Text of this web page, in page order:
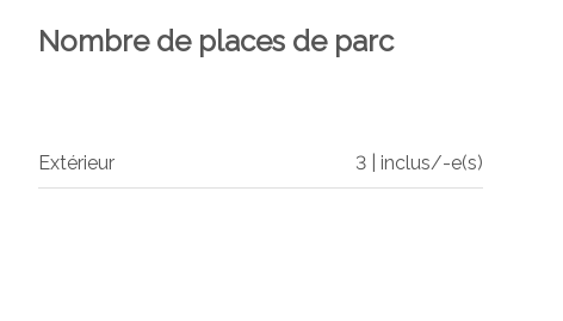
Nombre de places de parc
Extérieur 3 | inclus/-e(s)